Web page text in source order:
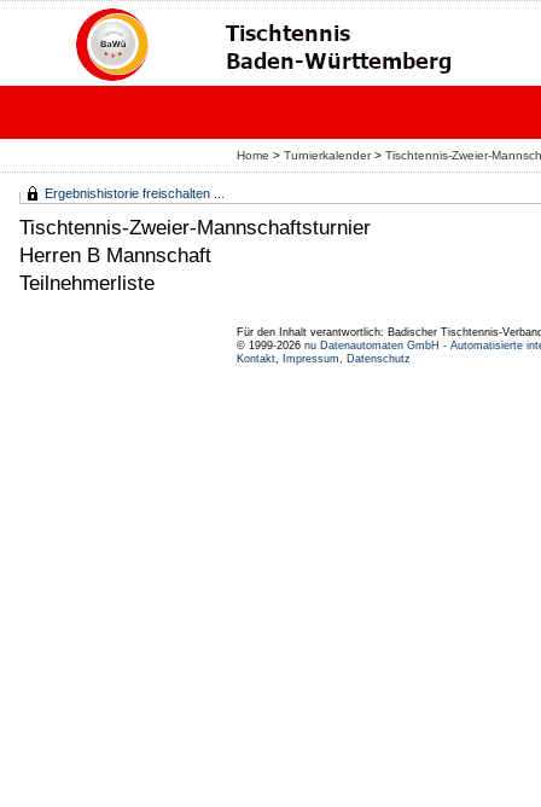
Home > Turnierkalender> Tischtennis-Zweier-
Ergebnishistorie freischalten ...
Tischtennis-Zweier-Mannschaftsturnier
Herren B Mannschaft
Teilnehmerliste
Für den Inhalt verantwortlich: Badischer Tischtennis-
© 1999-2026 nu Datenautomaten GmbH - Automatisierte
Kontakt, Impressum, Datenschutz